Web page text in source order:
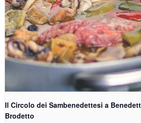
Il Circolo dei Sambenedettesi a
Brodetto